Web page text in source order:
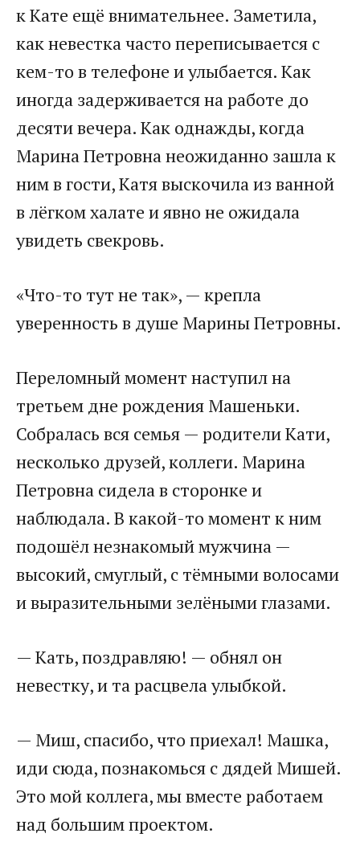
к Кате ещё внимательнее. Заметила,
как невестка часто переписывается с
кем-то в телефоне и улыбается. Как
иногда задерживается на работе до
десяти вечера. Как однажды, когда
Марина Петровна неожиданно зашла к
ним в гости, Катя выскочила из ванной
в лёгком халате и явно не ожидала
увидеть свекровь.
«Что-то тут не так», — крепла
уверенность в душе Марины Петровны.
Переломный момент наступил на
третьем дне рождения Машеньки.
Собралась вся семья — родители Кати,
несколько друзей, коллеги. Марина
Петровна сидела в сторонке и
наблюдала. В какой-то момент к ним
подошёл незнакомый мужчина —
высокий, смуглый, с тёмными волосами
и выразительными зелёными глазами.
— Кать, поздравляю! — обнял он
невестку, и та расцвела улыбкой.
— Миш, спасибо, что приехал! Машка,
иди сюда, познакомься с дядей Мишей.
Это мой коллега, мы вместе работаем
над большим проектом.